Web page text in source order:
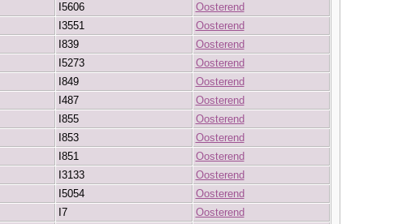
I5606
Oosterend
I3551
Oosterend
I839
Oosterend
I5273
Oosterend
I849
Oosterend
I487
Oosterend
I855
Oosterend
I853
Oosterend
I851
Oosterend
I3133
Oosterend
I5054
Oosterend
I7
Oosterend